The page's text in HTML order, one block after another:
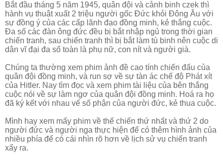
Bắt đầu tháng 5 năm 1945, quân đội và cảnh binh czek thì
hành vụ thuật xuất 2 triệu người gốc Đức khỏi Đông Âu với
sự đồng ý của các cấp lãnh đạo đồng minh, kẻ thắng cuộc.
Đa số các đàn ông đức đều bị bắt nhập ngủ trong thời gian
chiến tranh, sau chiến tranh thì bị bắt làm tù binh nên cuộc di
dân vĩ đại đa số toàn là phụ nữ, con nít và người già.
Chúng ta thường xem phim ảnh đề cao tính chiến đấu của
quân đội đồng minh, và run sợ về sự tàn ác chế độ Phát xít
của Hitler. Nay tìm đọc và xem phim tài liệu của bên thắng
cuộc nói về sự làm ngơ của quân đội đồng minh. Hoá ra họ
đã ký kết với nhau vế số phận của người đức, kẻ thua cuộc.
Mình hay xem mấy phim về thế chiến thứ nhất và thứ 2 do
người đức và người nga thực hiện để có thêm hình ảnh của
nhiều phía để có cái nhìn rõ hơn về lịch sử vụ chiến tranh
xẩy ra.